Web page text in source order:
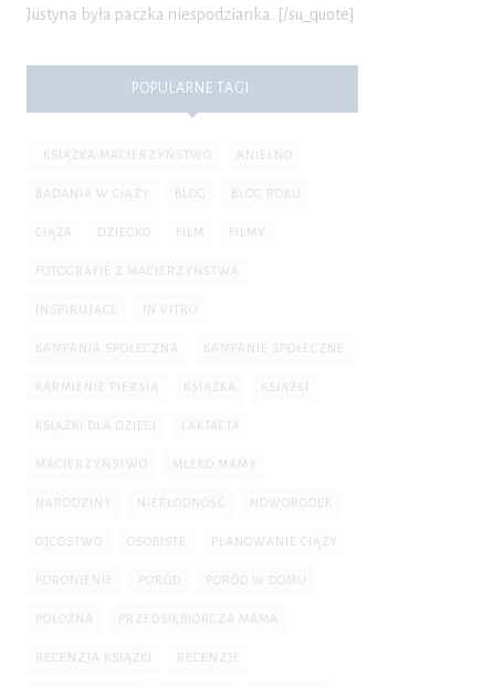
Justyna była paczka niespodzianka. [/su_quote]
POPULARNE TAGI:
. KSIĄŻKA MACIERZYŃSTWO ANIELNO
BADANIA W CIĄŻY BLOG BLOG ROKU
CIĄŻA DZIECKO FILM FILMY
FOTOGRAFIE Z MACIERZYŃSTWA
INSPIRUJĄCE IN VITRO
KAMPANIA SPOŁECZNA KAMPANIE SPOŁECZNE
KARMIENIE PIERSIĄ KSIĄŻKA KSIĄŻKI
KSIĄŻKI DLA DZIECI LAKTACJA
MACIERZYŃSTWO MLEKO MAMY
NARODZINY NIEPŁODNOŚĆ NOWORODEK
OJCOSTWO OSOBISTE PLANOWANIE CIĄŻY
PORONIENIE PORÓD PORÓD W DOMU
POŁOŻNA PRZEDSIĘBIORCZA MAMA
RECENZJA KSIĄŻKI RECENZJE